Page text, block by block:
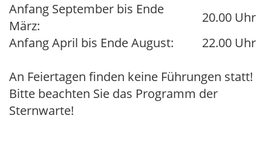
Anfang September bis Ende
März:
20.00 Uhr
Anfang April bis Ende August:
22.00 Uhr
An Feiertagen finden keine Führungen statt!
Bitte beachten Sie das Programm der
Sternwarte!